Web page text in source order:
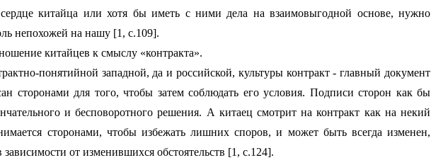
сердце китайца или хотя бы иметь с ними дела на взаимовыгодной основе, нужно
непохожей на нашу [1, с.109].
китайцев к смыслу «контракта».
понятийной западной, да и российской, культуры контракт - главный документ
сторонами для того, чтобы затем соблюдать его условия. Подписи сторон как бы
и бесповоротного решения. А китаец смотрит на контракт как на некий
сторонами, чтобы избежать лишних споров, и может быть всегда изменен,
от изменившихся обстоятельств [1, с.124].